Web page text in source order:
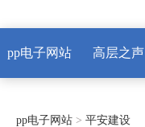
pp电子网站 高层之声
pp电子网站 > 平安建设